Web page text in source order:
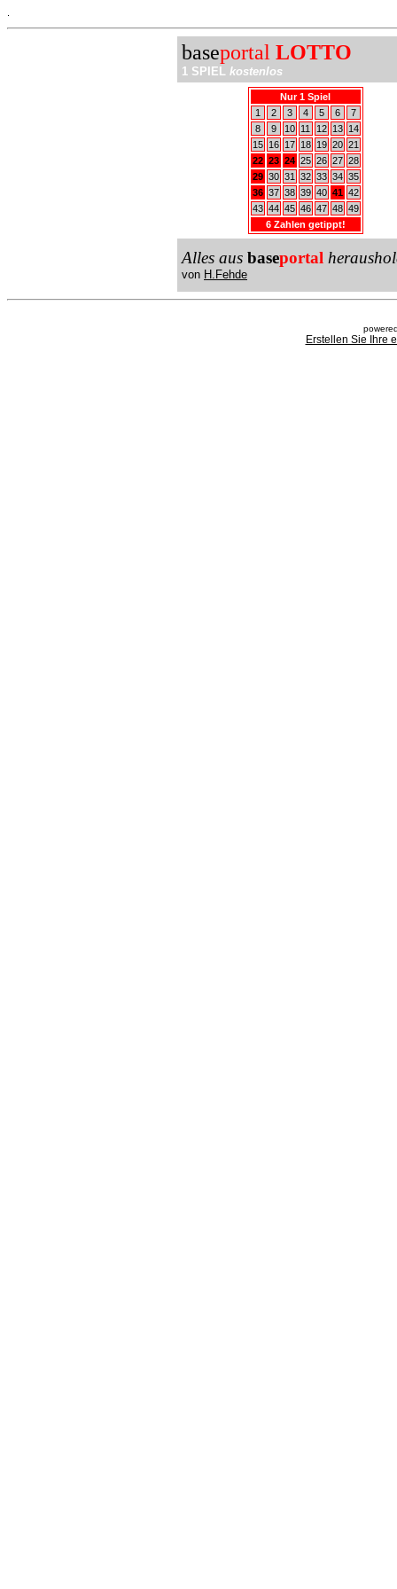
baseportal LOTTO
1 SPIEL kostenlos
Nur 1 Spiel
1
2 3 4 5 6
7
8
9 10 11 12 13
14
15
16 17 18 19 20 21
22 23 24 25 26 27 28
29 30 31 32 33 34 35
36 37 38 39 40 41 42
43 44 45 46 47 48 49
6 Zahlen getippt!
Alles aus baseportal
von H.Fehde
Erstellen Sie Ihre